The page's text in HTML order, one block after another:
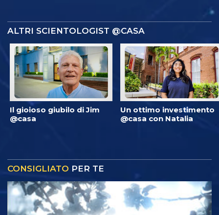
ALTRI SCIENTOLOGIST @CASA
Il gioioso giubilo di Jim
@casa
Un ottimo investimento
@casa con Natalia
CONSIGLIATO PER TE